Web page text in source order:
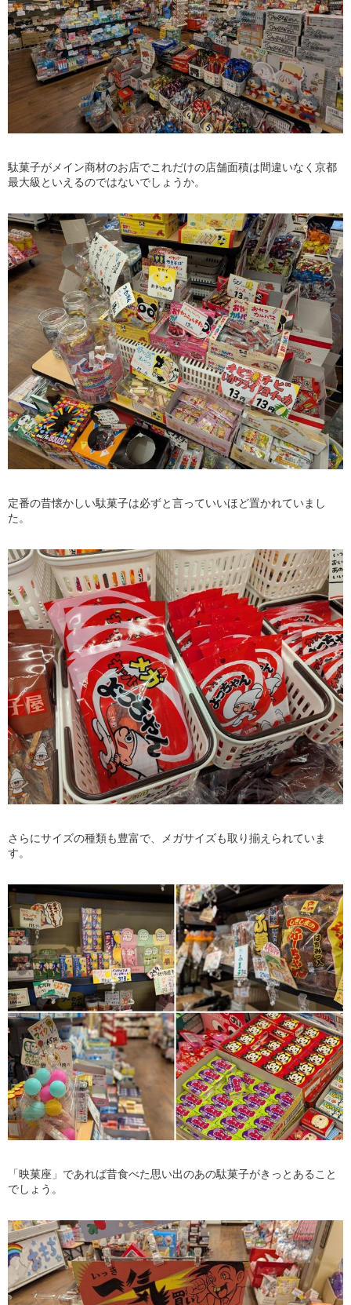
駄菓子がメイン商材のお店でこれだけの店舗面積は間違いなく京都
最大級といえるのではないでしょうか。
定番の昔懐かしい駄菓子は必ずと言っていいほど置かれていまし
た。
さらにサイズの種類も豊富で、メガサイズも取り揃えられていま
す。
「映菓座」であれば昔食べた思い出のあの駄菓子がきっとあること
でしょう。